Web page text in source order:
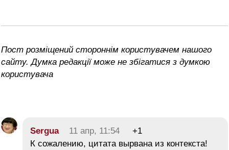
Пост розміщений стороннім користувачем нашого
сайту. Думка редакції може не збігатися з думкою
користувача
Sergua 11 апр, 11:54
+1
К сожалению, цитата вырвана из контекста!